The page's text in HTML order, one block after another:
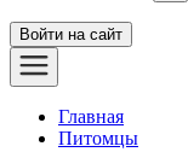
Войти на сайт
Главная
Питомцы